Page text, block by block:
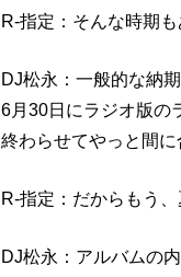
R-指定：そんな時期
DJ松永：一般的な納
6月30日にラジオ版の
終わらせてやっと間に
R-指定：だからもう
DJ松永：アルバムの